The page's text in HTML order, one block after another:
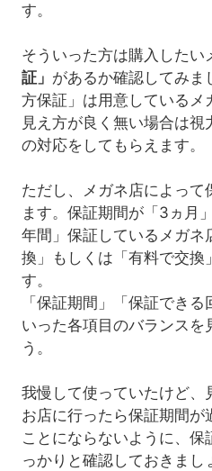
す。
そういった方は購入したい
証」 があるか確認してみま
方保証」は用意しているメ
見え方が良く無い場合は
の対応をしてもらえます。
ただし、メガネ店によって
ます。保証期間が「3ヵ月
年間」保証しているメガネ
換」もしくは「有料で交換
す。
「保証期間」「保証でき
いった各項目のバランスを
う。
我慢して使っていたけど、
お店に行ったら保証期間が
ことにならないように、保
っかりと確認しておきまし